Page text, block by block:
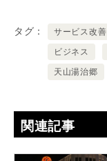
タグ サービス改善
ビジネス
天山湯治郷
関連記事